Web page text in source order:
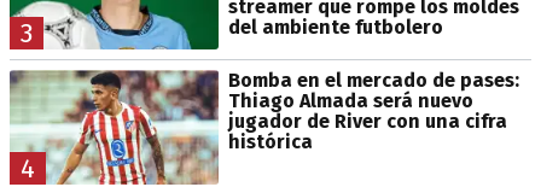
3
streamer que rompe los moldes
del ambiente futbolero
4
Bomba en el mercado de pases:
Thiago Almada será nuevo
jugador de River con una cifra
histórica